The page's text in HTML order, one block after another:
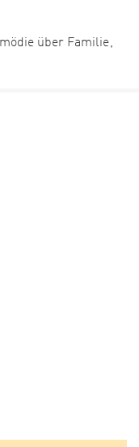
über Familie,